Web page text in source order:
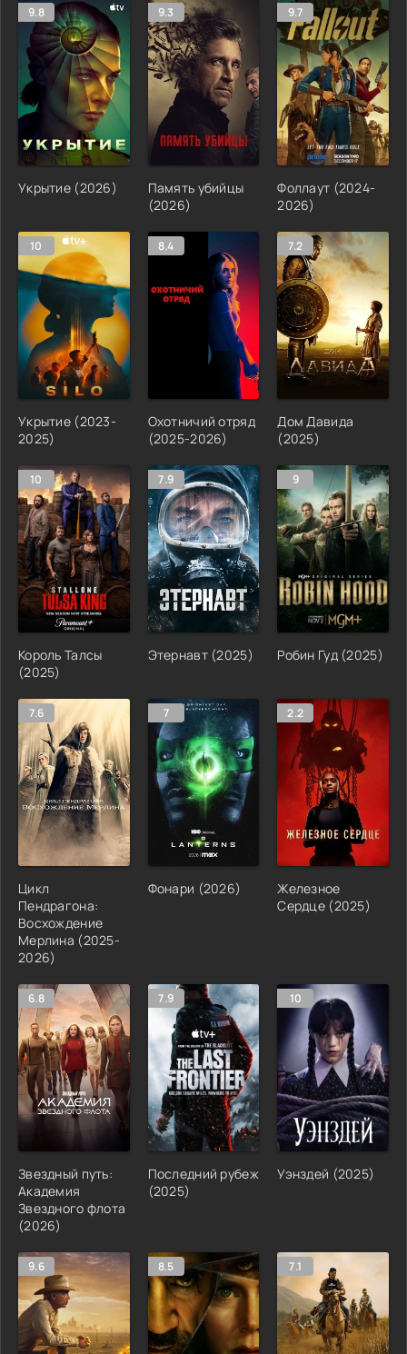
9.8
Укрытие (2026)
9.3
Память убийцы
(2026)
9.7
Фоллаут (2024-
2026)
10
Укрытие (2023-
2025)
8.4
Охотничий отряд
(2025-2026)
7.2
Дом Давида
(2025)
10
Король Талсы
(2025)
7.9
Этернавт (2025)
9
Робин Гуд (2025)
7.6
Цикл
Пендрагона:
Восхождение
Мерлина (2025-
2026)
7
Фонари (2026)
2.2
Железное
Сердце (2025)
6.8
Звездный путь:
Академия
Звездного флота
(2026)
7.9
Последний рубеж
(2025)
10
Уэнздей (2025)
9.6 8.5 7.1